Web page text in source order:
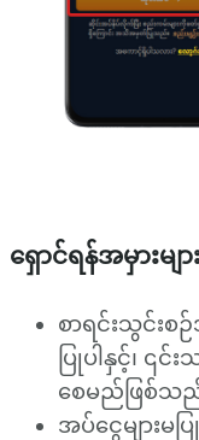
ရှောင်ရန်အမှားမျာ
စာရင်းသွင်
ပြုပါနှင့်၊ ၎
စေမည်ဖြစ်သ
အပ်ငွေများမ